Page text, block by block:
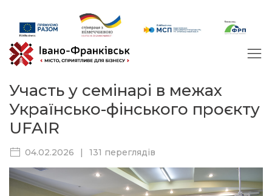
Участь у семінарі в межах
Українсько-фінського проєкту
UFAIR
04.02.2026 | 131 переглядів